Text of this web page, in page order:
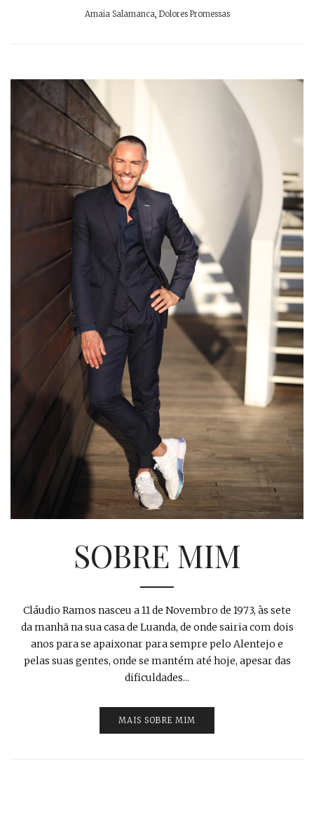
Amaia Salamanca, Dolores Promessas
SOBRE MIM
Cláudio Ramos nasceu a 11 de Novembro de 1973, às sete
da manhã na sua casa de Luanda, de onde sairia com dois
anos para se apaixonar para sempre pelo Alentejo e
pelas suas gentes, onde se mantém até hoje, apesar das
dificuldades...
MAIS SOBRE MIM